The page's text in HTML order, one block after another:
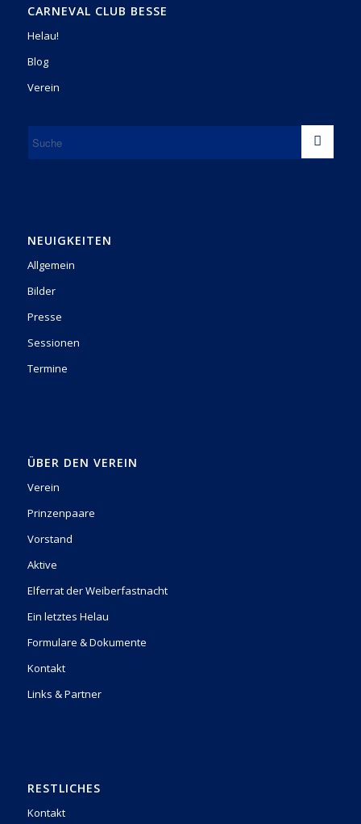
CARNEVAL CLUB BESSE
Helau!
Blog
Verein
NEUIGKEITEN
Allgemein
Bilder
Presse
Sessionen
Termine
ÜBER DEN VEREIN
Verein
Prinzenpaare
Vorstand
Aktive
Elferrat der Weiberfastnacht
Ein letztes Helau
Formulare & Dokumente
Kontakt
Links & Partner
RESTLICHES
Kontakt